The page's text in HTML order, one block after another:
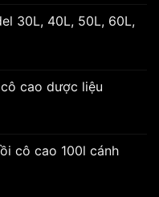
30L, 40L, 50L, 60L,
cao dược liệu
cô cao 100l cánh